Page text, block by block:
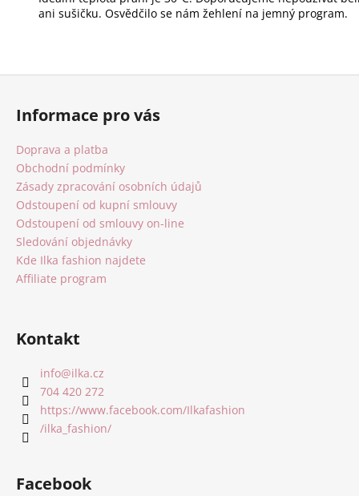
ani sušičku. Osvědčilo se nám žehlení na jemný program.
Informace pro vás
Doprava a platba
Obchodní podmínky
Zásady zpracování osobních údajů
Odstoupení od kupní smlouvy
Odstoupení od smlouvy on-line
Sledování objednávky
Kde Ilka fashion najdete
Affiliate program
Kontakt
info@ilka.cz
704 420 272
https://www.facebook.com/Ilkafashion
/ilka_fashion/
Facebook